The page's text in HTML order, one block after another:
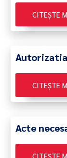
CITEȘTE
CITEȘTE
Acte
CITEȘTE